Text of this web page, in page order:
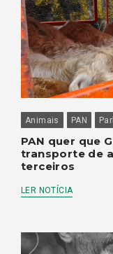
Animais PAN
PAN quer que
transporte de
terceiros
LER NOTÍCIA